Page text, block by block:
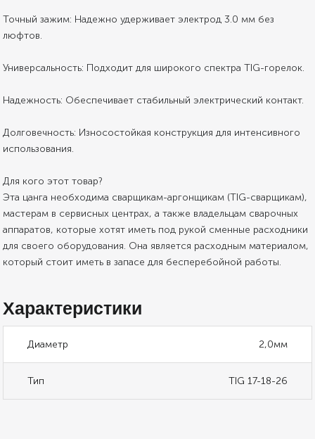
Точный зажим: Надежно удерживает электрод 3.0 мм без
люфтов.
Универсальность: Подходит для широкого спектра TIG-горелок.
Надежность: Обеспечивает стабильный электрический контакт.
Долговечность: Износостойкая конструкция для интенсивного
использования.
Для кого этот товар?
Эта цанга необходима сварщикам-аргонщикам (TIG-сварщикам),
мастерам в сервисных центрах, а также владельцам сварочных
аппаратов, которые хотят иметь под рукой сменные расходники
для своего оборудования. Она является расходным материалом,
который стоит иметь в запасе для бесперебойной работы.
Характеристики
Диаметр 2,0мм
Тип TIG 17-18-26